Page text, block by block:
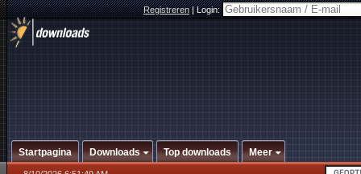
Registreren|Login:
Startpagina Downloads Top downloads Meer